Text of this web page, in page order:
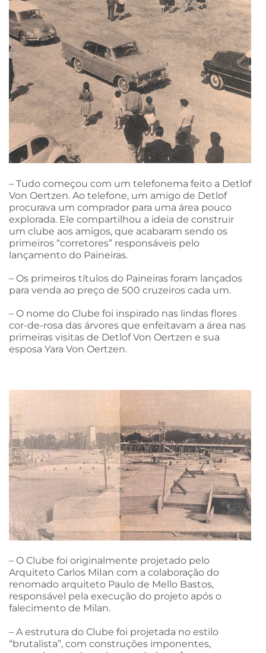
– Tudo começou com um telefonema feito a Detlof
Von Oertzen. Ao telefone, um amigo de Detlof
procurava um comprador para uma área pouco
explorada. Ele compartilhou a ideia de construir
um clube aos amigos, que acabaram sendo os
primeiros “corretores” responsáveis pelo
lançamento do Paineiras.
– Os primeiros títulos do Paineiras foram lançados
para venda ao preço de 500 cruzeiros cada um.
– O nome do Clube foi inspirado nas lindas flores
cor-de-rosa das árvores que enfeitavam a área nas
primeiras visitas de Detlof Von Oertzen e sua
esposa Yara Von Oertzen.
– O Clube foi originalmente projetado pelo
Arquiteto Carlos MiIan com a colaboração do
renomado arquiteto Paulo de Mello Bastos,
responsável pela execução do projeto após o
falecimento de Milan.
– A estrutura do Clube foi projetada no estilo
“brutalista”, com construções imponentes,